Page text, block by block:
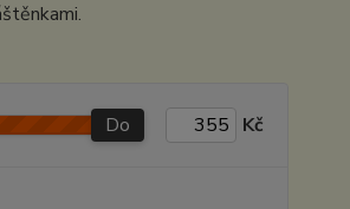
Do Kč